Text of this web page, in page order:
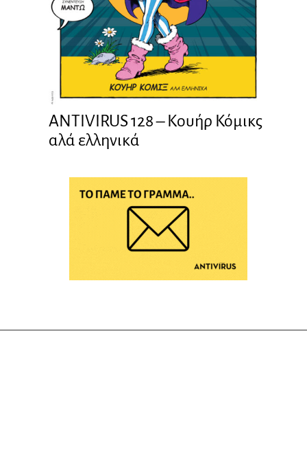
ANTIVIRUS 128 – Kουήρ Κόμικς
αλά ελληνικά